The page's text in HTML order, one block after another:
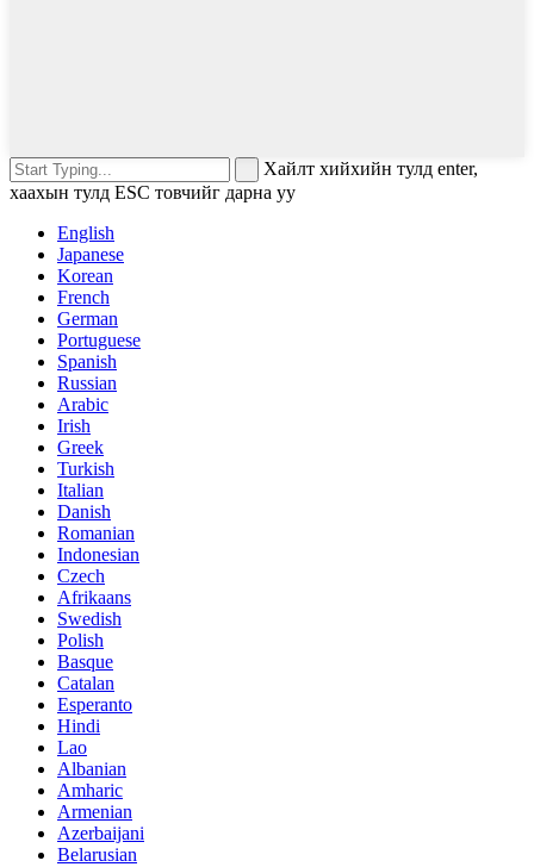
Хайлт хийхийн тулд enter,
хаахын тулд ESC товчийг дарна уу
English
Japanese
Korean
French
German
Portuguese
Spanish
Russian
Arabic
Irish
Greek
Turkish
Italian
Danish
Romanian
Indonesian
Czech
Afrikaans
Swedish
Polish
Basque
Catalan
Esperanto
Hindi
Lao
Albanian
Amharic
Armenian
Azerbaijani
Belarusian